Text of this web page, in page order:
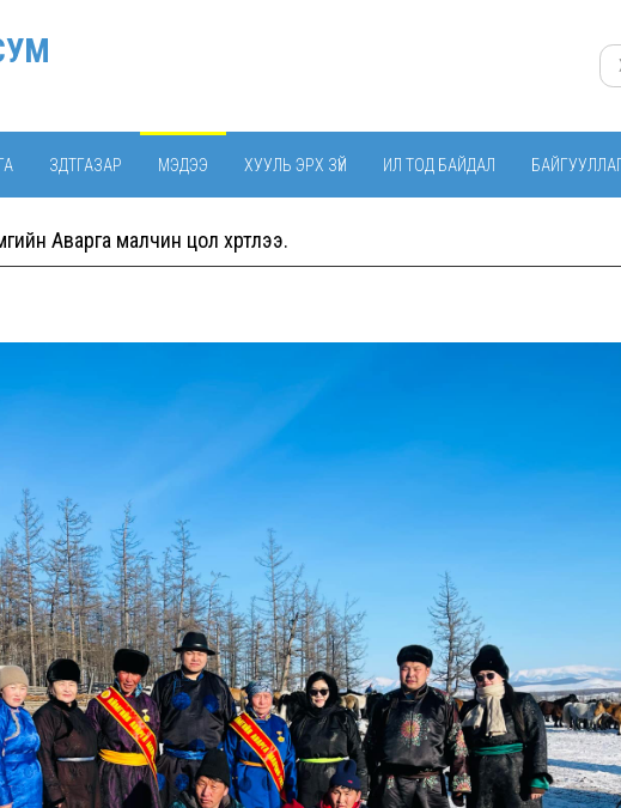
ЗДТГАЗАР МЭДЭЭ ХУУЛЬ ЭРХ ЗҮЙ ИЛ ТОД БАЙДАЛ
Аварга малчин цол хүртлээ.